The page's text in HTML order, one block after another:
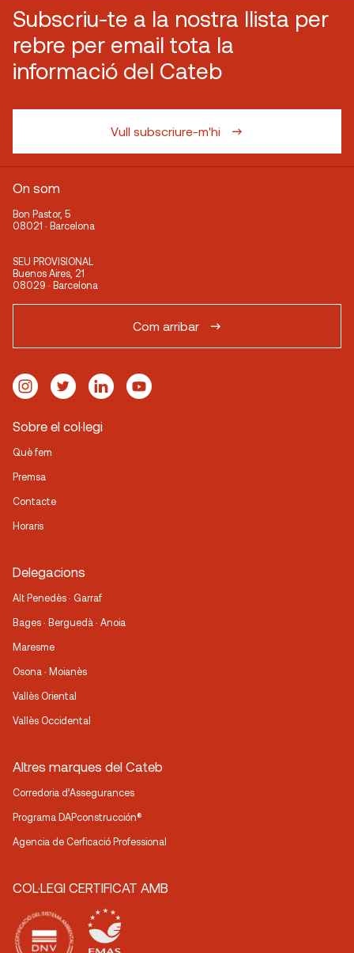
Subscriu-te a la nostra llista per
rebre per email tota la
informació del Cateb
Vull subscriure-m'hi
On som
Bon Pastor, 5
08021 · Barcelona
SEU PROVISIONAL
Buenos Aires, 21
08029 · Barcelona
Com arribar
Sobre el col·legi
Què fem
Premsa
Contacte
Horaris
Delegacions
Alt Penedès · Garraf
Bages · Berguedà · Anoia
Maresme
Osona · Moianès
Vallès Oriental
Vallès Occidental
Altres marques del Cateb
Corredoria d’Assegurances
Programa DAPconstrucción®
Agencia de Cerficació Professional
COL·LEGI CERTIFICAT AMB